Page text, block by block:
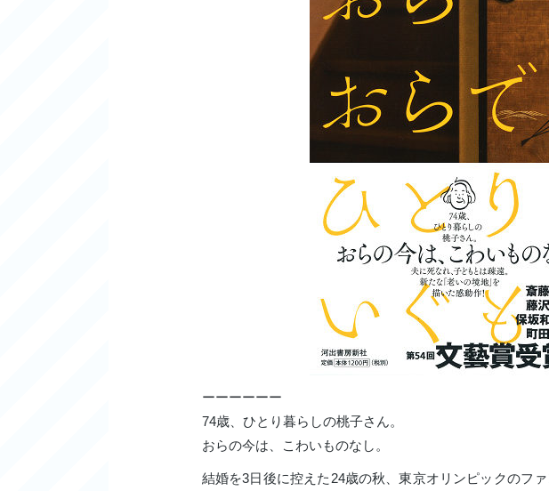
ーーーーーー
74歳、ひとり暮らしの桃子さん。
おらの今は、こわいものなし。
結婚を3日後に控えた24歳の秋、東京オリンピックのフ